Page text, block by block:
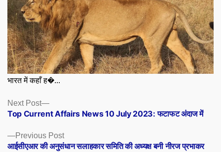
भारत में कहाँ ह�...
Posts
navigation
Previous PostPrevious
post:
आईसीएआर की अनुसंधान सलाहकार समिति की अध्यक्ष बनी नीरज प्रभाकर
Next Post
Next
post:
Top Current Affairs News 10 July 2023: फटाफट अंदाज में